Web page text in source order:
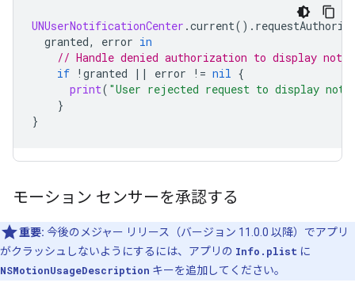
UNUserNotificationCenter .current().
granted, error in
// Handle denied authorization to display
if ! granted || error != nil {
print( "User rejected request to display
}
}
モーション センサーを承認する
重要: 今後のメジャー リリース（バージョン 11.0.0 以降）でアプリ
がクラッシュしないようにするには、アプリの Info.plist に
NSMotionUsageDescription キーを追加してください。